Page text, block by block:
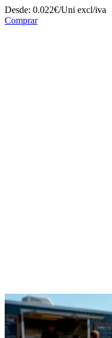
Desde: 0.022€/Uni excl/iva
Comprar